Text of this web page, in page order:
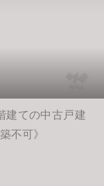
建ての中古戸建
不可》